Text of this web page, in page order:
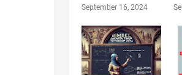
September 16, 2024